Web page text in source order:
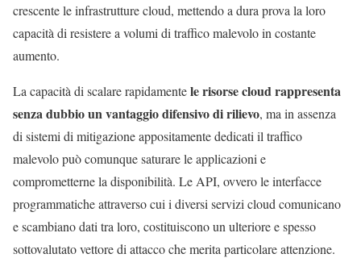
crescente le infrastrutture cloud, mettendo a dura prova la loro
capacità di resistere a volumi di traffico malevolo in costante
aumento.
La capacità di scalare rapidamentele risorse cloud rappresenta
senza dubbio un vantaggio difensivo di rilievo, ma in assenza
di sistemi di mitigazione appositamente dedicati il traffico
malevolo può comunque saturare le applicazioni e
comprometterne la disponibilità. Le API, ovvero le interfacce
programmatiche attraverso cui i diversi servizi cloud comunicano
e scambiano dati tra loro, costituiscono un ulteriore e spesso
sottovalutato vettore di attacco che merita particolare attenzione.